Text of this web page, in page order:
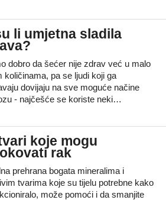
li umjetna sladila
dobro da šećer nije zdrav već u malo
količinama, pa se ljudi koji ga
dovijaju na sve moguće načine
- najčešće se koriste neki…
koje mogu
rak
prehrana bogata mineralima i
tvarima koje su tijelu potrebne kako
može pomoći i da smanjite